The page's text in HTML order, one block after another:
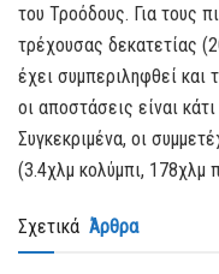
του Τροόδους. Για τους
τρέχουσας δεκατετίας
έχει συμπεριληφθεί και
οι αποστάσεις είναι
Συγκεκριμένα, οι
(3.4χλμ κολύμπι, 178χλμ
Σχετικά Άρθρα